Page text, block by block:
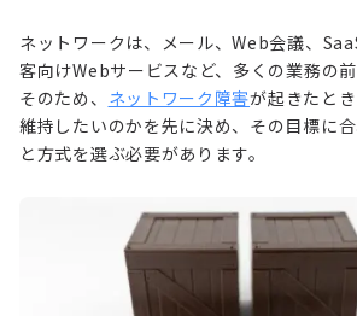
ネットワークは、メール、Web会議、
客向けWebサービスなど、多くの業務の前
そのため、 ネットワーク障害が起きたと
維持したいのかを先に決め、その目標に
と方式を選ぶ必要があります。